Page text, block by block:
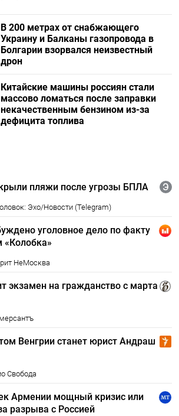
В 200 метрах от снабжающего
Украину и Балканы газопровода в
Болгарии взорвался неизвестный
дрон
Китайские машины россиян стали
массово ломаться после заправки
некачественным бензином из-за
дефицита топлива